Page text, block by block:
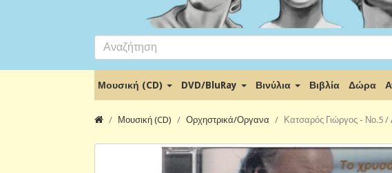
Μουσική (CD) DVD/BluRay Βινύλια Βιβλία Δώρα
Μουσική (CD) Ορχηστρικά/Οργανα Κατσαρός Γιώργος - Νο.5 /